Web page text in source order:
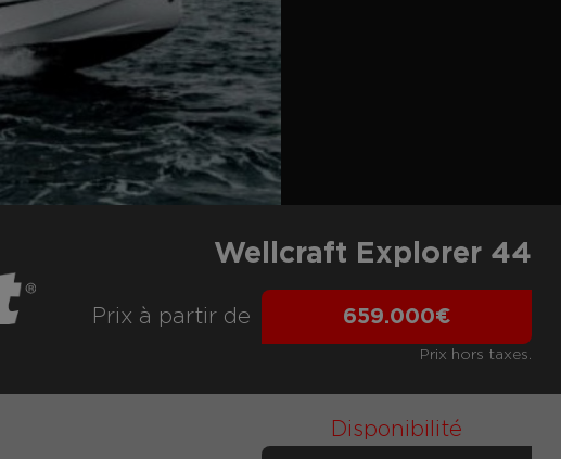
Wellcraft Explorer 44
Prix ​​à partir de 659.000€
Prix hors taxes.
Disponibilité